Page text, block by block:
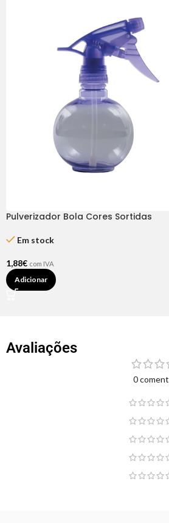
Pulverizador Bola Cores Sortidas
Em stock
1,88€ com IVA
Adicionar
Avaliações
0